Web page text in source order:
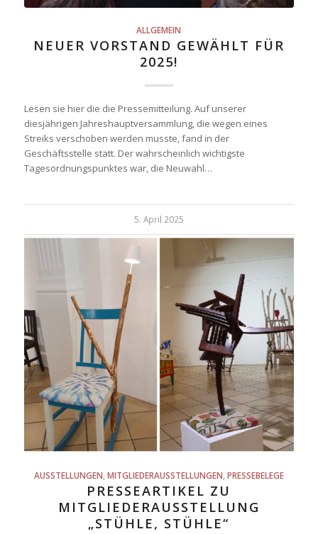
ALLGEMEIN
NEUER VORSTAND GEWÄHLT FÜR
2025!
Lesen sie hier die die Pressemitteilung. Auf unserer
diesjährigen Jahreshauptversammlung, die wegen eines
Streiks verschoben werden musste, fand in der
Geschäftsstelle statt. Der wahrscheinlich wichtigste
Tagesordnungspunktes war, die Neuwahl…
5. April 2025
AUSSTELLUNGEN MITGLIEDERAUSSTELLUNGEN PRESSEBELEGE
PRESSEARTIKEL ZU
MITGLIEDERAUSSTELLUNG
„STÜHLE, STÜHLE“